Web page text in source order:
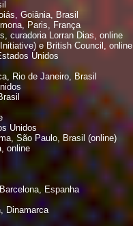
Goiânia, Brasil
Paris, França
curadoria Lorran Dias, online
e British Council, online
Unidos
Rio de Janeiro, Brasil
Unidos
São Paulo, Brasil (online)
online
Barcelona, Espanha
Dinamarca